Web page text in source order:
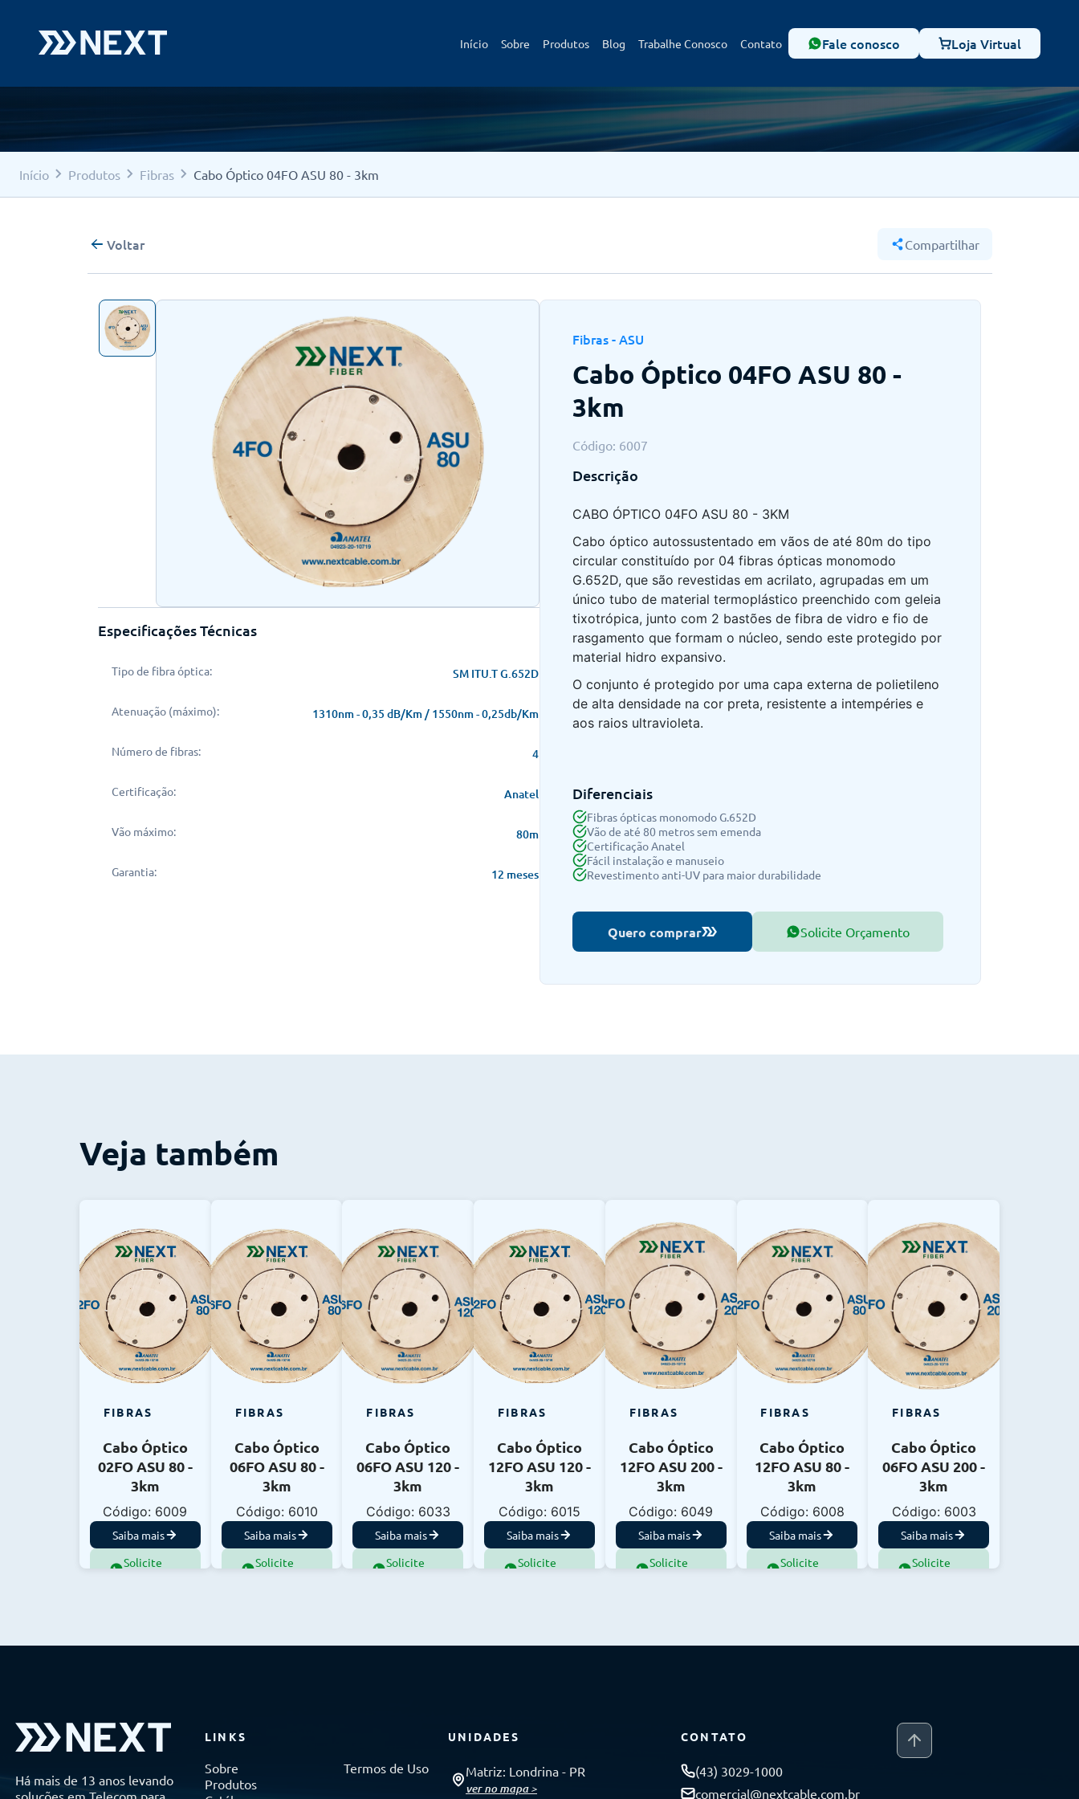
Início Sobre Produtos Blog Trabalhe Conosco Contato Fale conosco Loja Virtual
Início Produtos Fibras Cabo Óptico 04FO ASU 80 - 3km
Voltar Compartilhar
Especificações Técnicas
Tipo de fibra óptica: SM ITU.T G.652D
Atenuação (máximo): 1310nm - 0,35 dB/Km / 1550nm - 0,25db/Km
Número de fibras: 4
Certificação: Anatel
Vão máximo: 80m
Garantia: 12 meses
Fibras - ASU
Cabo Óptico 04FO ASU 80 -
3km
Código: 6007
Descrição
CABO ÓPTICO 04FO ASU 80 - 3KM
Cabo óptico autossustentado em vãos de até 80m do tipo
circular constituído por 04 fibras ópticas monomodo
G.652D, que são revestidas em acrilato, agrupadas em um
único tubo de material termoplástico preenchido com geleia
tixotrópica, junto com 2 bastões de fibra de vidro e fio de
rasgamento que formam o núcleo, sendo este protegido por
material hidro expansivo.
O conjunto é protegido por uma capa externa de polietileno
de alta densidade na cor preta, resistente a intempéries e
aos raios ultravioleta.
Diferenciais
Fibras ópticas monomodo G.652D
Vão de até 80 metros sem emenda
Certificação Anatel
Fácil instalação e manuseio
Revestimento anti-UV para maior durabilidade
Quero comprar Solicite Orçamento
Veja também
FIBRAS
Cabo Óptico
02FO ASU 80 -
3km
Código: 6009
Saiba mais
Solicite
FIBRAS
Cabo Óptico
06FO ASU 80 -
3km
Código: 6010
Saiba mais
Solicite
FIBRAS
Cabo Óptico
06FO ASU 120 -
3km
Código: 6033
Saiba mais
Solicite
FIBRAS
Cabo Óptico
12FO ASU 120 -
3km
Código: 6015
Saiba mais
Solicite
FIBRAS
Cabo Óptico
12FO ASU 200 -
3km
Código: 6049
Saiba mais
Solicite
FIBRAS
Cabo Óptico
12FO ASU 80 -
3km
Código: 6008
Saiba mais
Solicite
FIBRAS
Cabo Óptico
06FO ASU 200 -
3km
Código: 6003
Saiba mais
Solicite
Há mais de 13 anos levando
soluções em Telecom para
LINKS
Sobre
Produtos
Termos de Uso
UNIDADES
Matriz: Londrina - PR
ver no mapa >
CONTATO
(43) 3029-1000
comercial@nextcable.com.br